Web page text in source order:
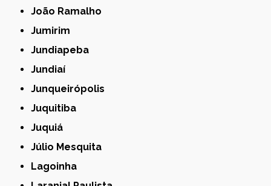
João Ramalho
Jumirim
Jundiapeba
Jundiaí
Junqueirópolis
Juquitiba
Juquiá
Júlio Mesquita
Lagoinha